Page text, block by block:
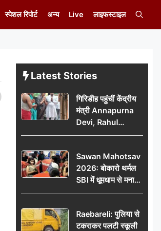
स्पेशल रिपोर्ट अन्य Live लाइफस्टाइल
Latest Stories
गिरिडीह पहुंचीं केंद्रीय
मंत्री Annapurna
Devi, Rahul
Gandhi पर साधा
आंदोलन को लेकर
सरकार पर हमला
Sawan Mahotsav
2026: बोकारो थर्मल
SBI में धूमधाम से मना
सावन महोत्सव
Raebareli: पुलिया से
टकराकर पलटी स्कूली